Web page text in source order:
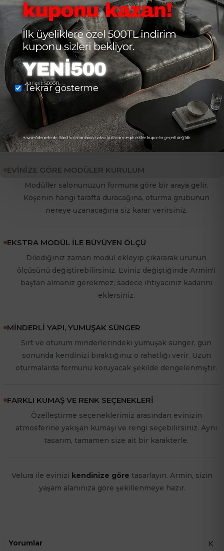
Tekrar gösterme
Yorumlar
Hazır Bir Ölçü Değil, Sizin Ölçünüz
Her salon farklıdır; peki neden koltuklar aynı olsun? Armin,
modüler yapısı sayesinde evinizin şekline uyum sağlar. Siz
koltuğa göre yerleşmezsiniz, koltuk sizin alanınıza göre
kurulur.
EVINIZE GÖRE MODÜLER KURULUM
Modüller salonunuzun formuna göre bir araya gelir.
Köşenin hangi tarafta duracağına, oturma grubunun
nereye uzanacağına siz karar verirsiniz.
EKSTRA MODÜL İLE BÜYÜYEN ÖLÇÜ
Dilediğiniz zaman modül ekleyip çıkararak ürünün
ölçüsünü değiştirebilirsiniz. Eviniz değiştiğinde Armin'i
baştan almanız gerekmez; sadece ihtiyacınız kadarını
eklersiniz.
MINDERLI YAPI, YUMUŞAK SÜNGER
Sırt ve oturum minderlerindeki yumuşak sünger, gün
sonunda kendinizi bıraktığınız o rahatlığı verir. Uzun
oturmalarda formunu koruyacak şekilde dengelenmiştir.
FARKLI KUMAŞ VE RENK SEÇENEKLERI
Özelleştirme seçeneklerimiz arasından evinizin
atmosferine yakışan kumaşı ve rengi seçebilirsiniz. Aynı
tasarım, tamamen size ait bir karakterle.
Velura ile evinizi kendinize göre tasarlayın. Armin, sizin
yaşam alanınıza göre şekillenmeye hazır.